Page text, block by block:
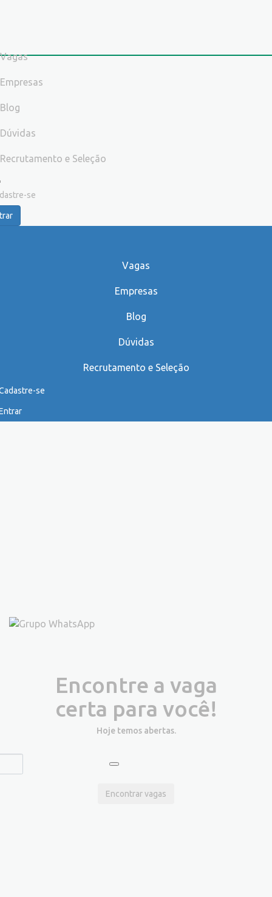
Vagas
Empresas
Blog
Dúvidas
Recrutamento e Seleção
se
Vagas
Empresas
Blog
Dúvidas
Recrutamento e Seleção
se
Encontre a vaga
certa para você!
Hoje temos abertas.
Encontrar vagas